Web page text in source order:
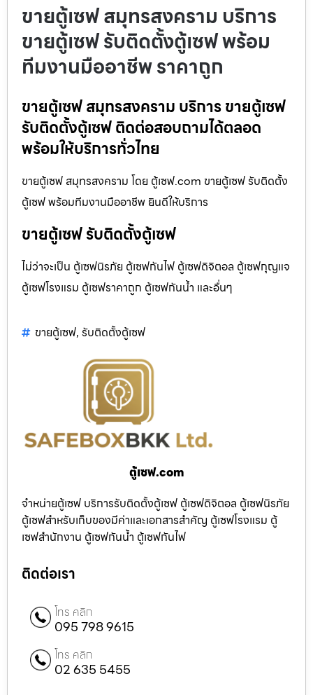
ขายตู้เซฟ สมุทรสงคราม บริการ
ขายตู้เซฟ รับติดตั้งตู้เซฟ พร้อม
ทีมงานมืออาชีพ ราคาถูก
ขายตู้เซฟ สมุทรสงคราม บริการ ขายตู้เซฟ
รับติดตั้งตู้เซฟ ติดต่อสอบถามได้ตลอด
พร้อมให้บริการทั่วไทย
ขายตู้เซฟ สมุทรสงคราม โดย ตู้เซฟ.com ขายตู้เซฟ รับติดตั้ง
ตู้เซฟ พร้อมทีมงานมืออาชีพ ยินดีให้บริการ
ขายตู้เซฟ รับติดตั้งตู้เซฟ
ไม่ว่าจะเป็น ตู้เซฟนิรภัย ตู้เซฟกันไฟ ตู้เซฟดิจิตอล ตู้เซฟกุญแจ
ตู้เซฟโรงแรม ตู้เซฟราคาถูก ตู้เซฟกันน้ำ และอื่นๆ
ขายตู้เซฟ, รับติดตั้งตู้เซฟ
ตู้เซฟ.com
จำหน่ายตู้เซฟ บริการรับติดตั้งตู้เซฟ ตู้เซฟดิจิตอล ตู้เซฟนิรภัย
ตู้เซฟสำหรับเก็บของมีค่าและเอกสารสำคัญ ตู้เซฟโรงแรม ตู้
เซฟสำนักงาน ตู้เซฟกันน้ำ ตู้เซฟกันไฟ
ติดต่อเรา
โทร คลิก
095 798 9615
โทร คลิก
02 635 5455